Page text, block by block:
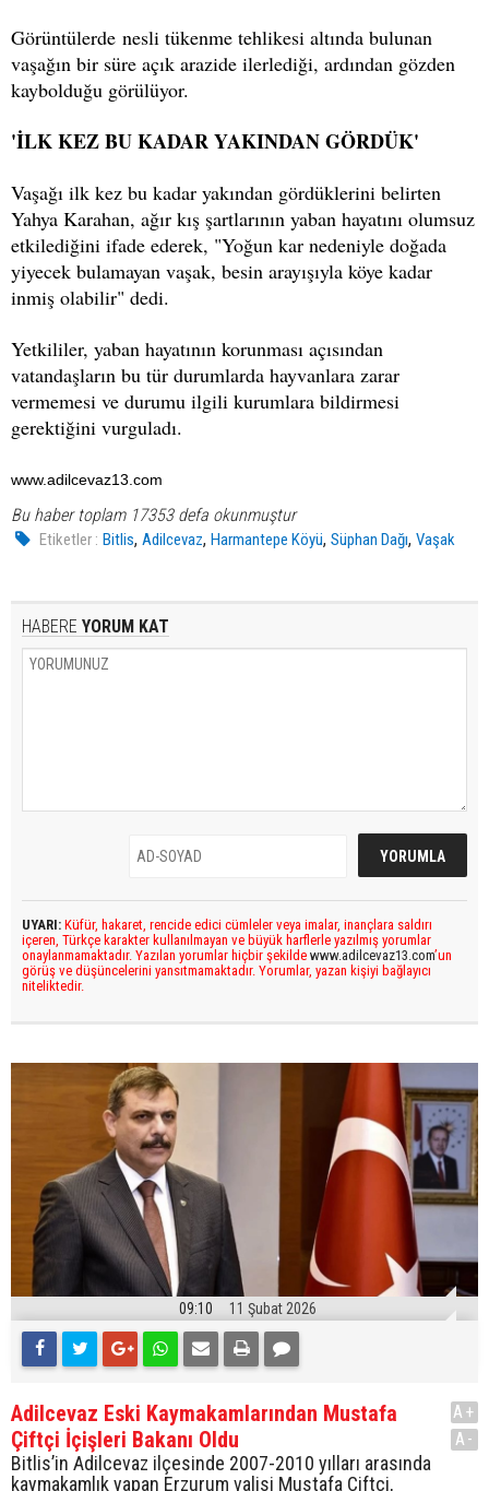
Görüntülerde nesli tükenme tehlikesi altında bulunan
vaşağın bir süre açık arazide ilerlediği, ardından gözden
kaybolduğu görülüyor.
'İLK KEZ BU KADAR YAKINDAN GÖRDÜK'
Vaşağı ilk kez bu kadar yakından gördüklerini belirten
Yahya Karahan, ağır kış şartlarının yaban hayatını olumsuz
etkilediğini ifade ederek, "Yoğun kar nedeniyle doğada
yiyecek bulamayan vaşak, besin arayışıyla köye kadar
inmiş olabilir" dedi.
Yetkililer, yaban hayatının korunması açısından
vatandaşların bu tür durumlarda hayvanlara zarar
vermemesi ve durumu ilgili kurumlara bildirmesi
gerektiğini vurguladı.
www.adilcevaz13.com
Bu haber toplam 17353 defa okunmuştur
Etiketler : Bitlis,Adilcevaz,Harmantepe Köyü,Süphan Dağı,Vaşak
HABERE YORUM KAT
UYARI: Küfür, hakaret, rencide edici cümleler veya imalar, inançlara saldırı
içeren, Türkçe karakter kullanılmayan ve büyük harflerle yazılmış yorumlar
onaylanmamaktadır. Yazılan yorumlar hiçbir şekilde www.adilcevaz13.com’un
görüş ve düşüncelerini yansıtmamaktadır. Yorumlar, yazan kişiyi bağlayıcı
niteliktedir.
09:10 11 Şubat 2026
Adilcevaz Eski Kaymakamlarından Mustafa
Çiftçi İçişleri Bakanı Oldu
Bitlis’in Adilcevaz ilçesinde 2007-2010 yılları arasında
kaymakamlık yapan Erzurum valisi Mustafa Çiftçi,
A+
A-